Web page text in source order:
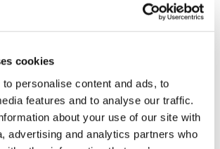
cookies
personalise content and ads, to
features and to analyse our traffic.
about your use of our site with
advertising and analytics partners who